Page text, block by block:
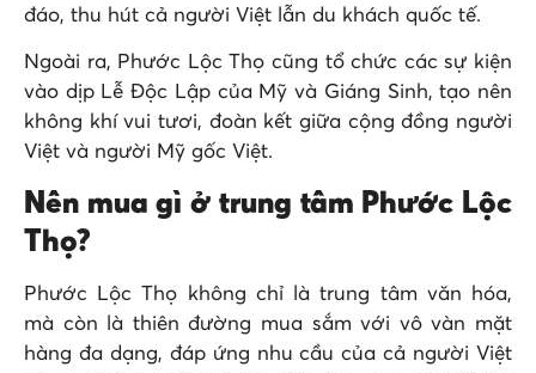
đáo, thu hút cả người Việt lẫn du khách quốc tế.
Ngoài ra, Phước Lộc Thọ cũng tổ chức các sự kiện
vào dịp Lễ Độc Lập của Mỹ và Giáng Sinh, tạo nên
không khí vui tươi, đoàn kết giữa cộng đồng người
Việt và người Mỹ gốc Việt.
Nên mua gì ở trung tâm Phước Lộc
Thọ?
Phước Lộc Thọ không chỉ là trung tâm văn hóa,
mà còn là thiên đường mua sắm với vô vàn mặt
hàng đa dạng, đáp ứng nhu cầu của cả người Việt